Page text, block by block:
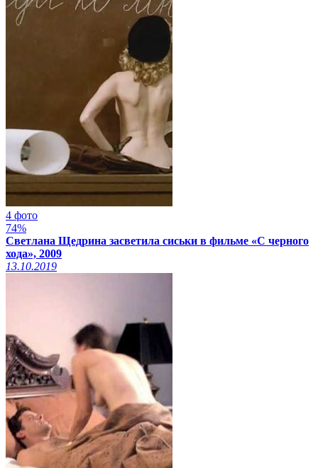
4 фото
74%
Светлана Щедрина засветила сиськи в фильме «С черного
хода», 2009
13.10.2019